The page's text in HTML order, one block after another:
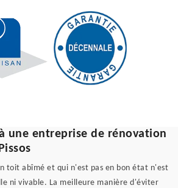
une entreprise de rénovation
toit abîmé et qui n'est pas en bon état n'est
ni vivable. La meilleure manière d'éviter